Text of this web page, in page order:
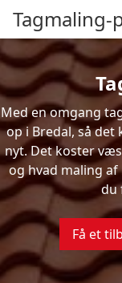
Tagmaling-
Med en omgang
op i Bredal, så
nyt. Det koster
og hvad maling
du
Få et